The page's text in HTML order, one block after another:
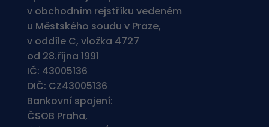
v obchodním rejstříku vedeném
u Městského soudu v Praze,
v oddíle C, vložka 4727
od 28.října 1991
IČ: 43005136
DIČ: CZ43005136
Bankovní spojení:
ČSOB Praha,